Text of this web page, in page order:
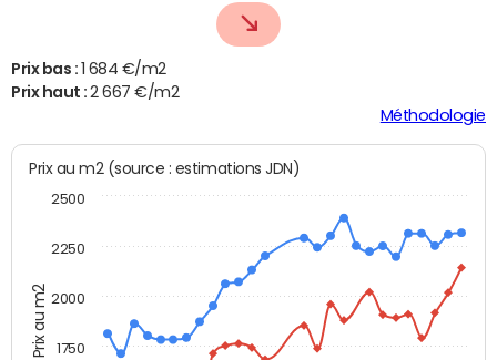
Prix bas :
1 684 €/m2
Prix haut :2 667 €/m2
Méthodologie
Prix au m2
Prix au m2 (source : estimations JDN)
1750
2000
2250
2500